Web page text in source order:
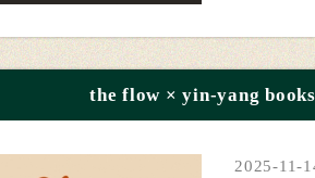
the flow × yin-yang books
2025-11-